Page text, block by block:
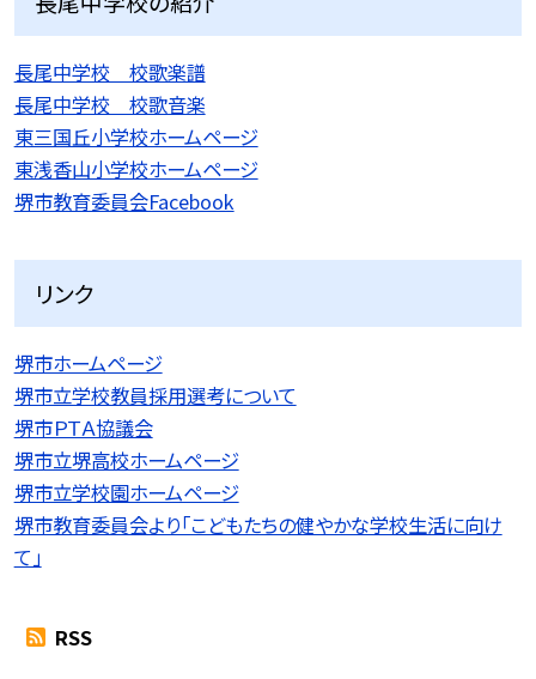
長尾中学校 校歌楽譜
長尾中学校 校歌音楽
東三国丘小学校ホームページ
東浅香山小学校ホームページ
堺市教育委員会Facebook
リンク
堺市ホームページ
堺市立学校教員採用選考について
堺市ＰＴＡ協議会
堺市立堺高校ホームページ
堺市立学校園ホームページ
堺市教育委員会より「こどもたちの健やかな学校生活に向け
て」
RSS